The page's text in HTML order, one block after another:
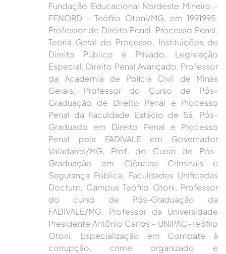
Fundação Educacional Nordeste Mineiro -
FENORD - Teófilo Otoni/MG, em 1991995.
Professor de Direito Penal, Processo Penal,
Teoria Geral do Processo, Instituições de
Direito Público e Privado, Legislação
Especial, Direito Penal Avançado, Professor
da Academia de Polícia Civil de Minas
Gerais, Professor do Curso de Pós-
Graduação de Direito Penal e Processo
Penal da Faculdade Estácio de Sá, Pós-
Graduado em Direito Penal e Processo
Penal pela FADIVALE em Governador
Valadares/MG, Prof. do Curso de Pós-
Graduação em Ciências Criminais e
Segurança Pública, Faculdades Unificadas
Doctum, Campus Teófilo Otoni, Professor
do curso de Pós-Graduação da
FADIVALE/MG, Professor da Universidade
Presidente Antônio Carlos - UNIPAC-Teófilo
Otoni. Especialização em Combate à
corrupção, crime organizado e